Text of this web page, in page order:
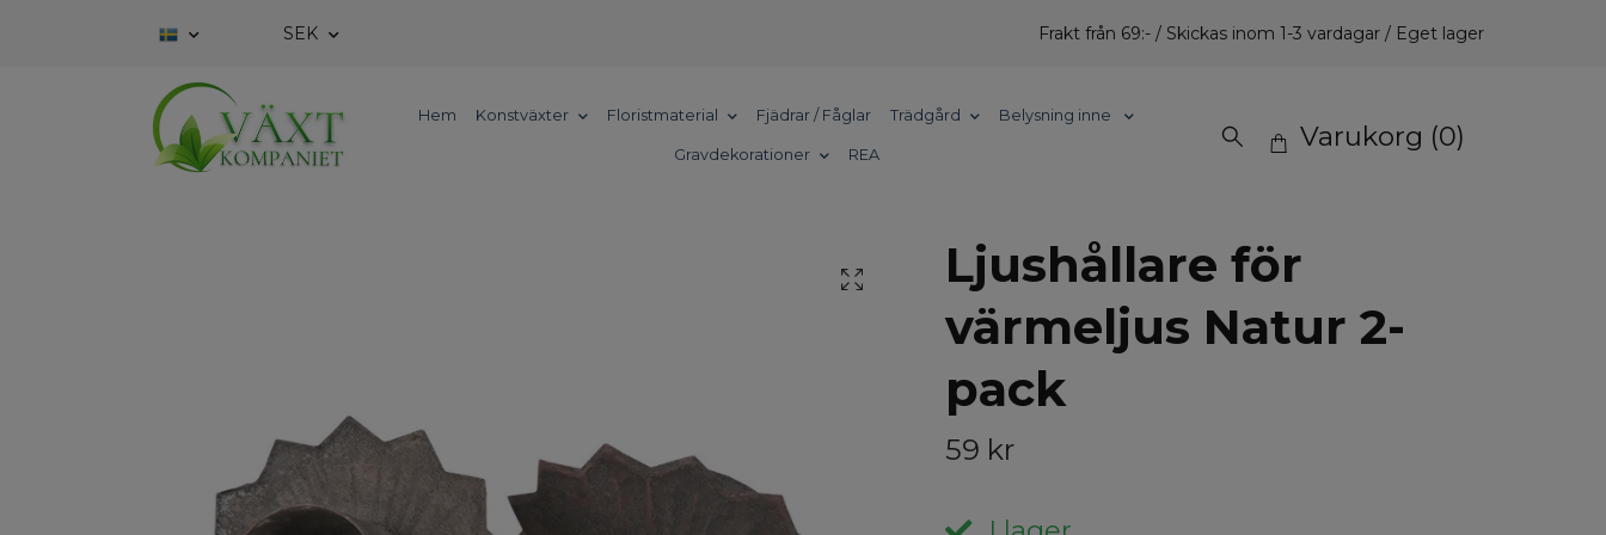
SEK Frakt från 69:- / Skickas inom 1-3 vardagar / Eget lager
Hem Konstväxter Floristmaterial Fjädrar / Fåglar Trädgård Belysning inne
Gravdekorationer REA
Varukorg (0)
Ljushållare för
värmeljus Natur 2-
pack
59 kr